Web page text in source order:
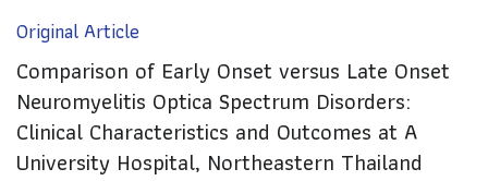
Original Article
Comparison of Early Onset versus Late Onset
Neuromyelitis Optica Spectrum Disorders:
Clinical Characteristics and Outcomes at A
University Hospital, Northeastern Thailand